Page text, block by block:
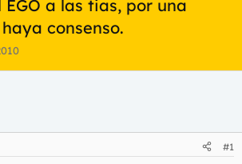
a las tias, por una
consenso.
#1